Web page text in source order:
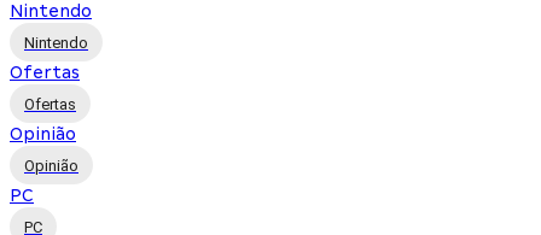
Nintendo
Nintendo
Ofertas
Ofertas
Opinião
Opinião
PC
PC